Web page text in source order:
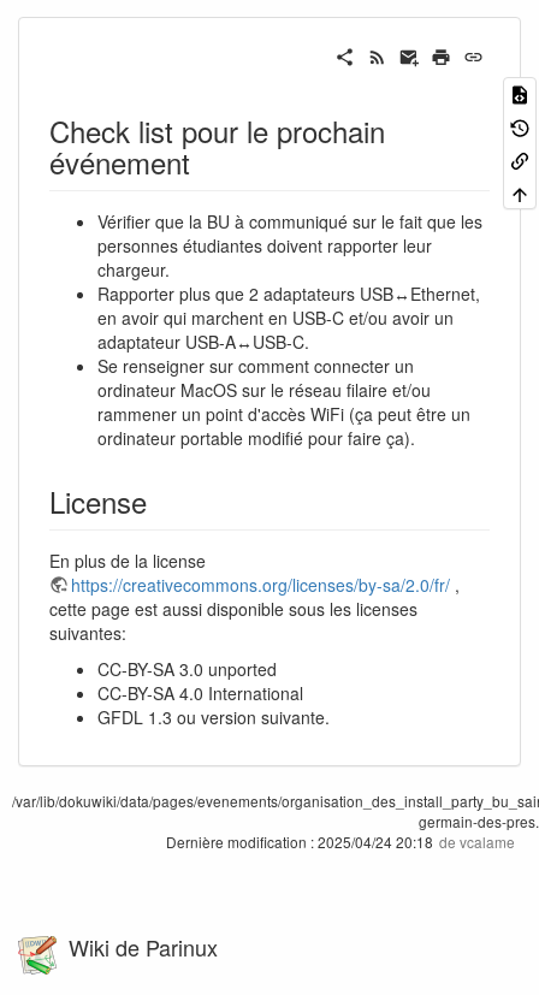
Check list pour le prochain
événement
Vérifier que la BU à communiqué sur le fait que les
personnes étudiantes doivent rapporter leur
chargeur.
Rapporter plus que 2 adaptateurs USB↔Ethernet,
en avoir qui marchent en USB-C et/ou avoir un
adaptateur USB-A↔USB-C.
Se renseigner sur comment connecter un
ordinateur MacOS sur le réseau filaire et/ou
rammener un point d'accès WiFi (ça peut être un
ordinateur portable modifié pour faire ça).
License
En plus de la license
https://creativecommons.org/licenses/by-sa/2.0/fr/ ,
cette page est aussi disponible sous les licenses
suivantes:
CC-BY-SA 3.0 unported
CC-BY-SA 4.0 International
GFDL 1.3 ou version suivante.
/var/lib/dokuwiki/data/pages/evenements/
germain-des-
Dernière modification :2025/04/24 20:18 de vcalame
Wiki de Parinux